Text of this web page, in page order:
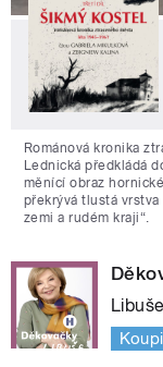
Románová kronika
Lednická předkládá
měnící obraz
překrývá tlustá
zemi a rudém kraji“.